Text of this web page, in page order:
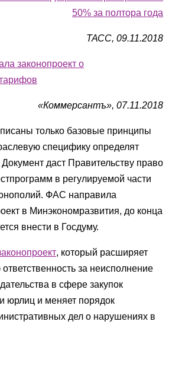
50% за полтора года
ТАСС, 09.11.2018
законопроект о
«Коммерсантъ», 07.11.2018
только базовые принципы
специфику определят
даст Правительству право
в регулируемой части
ФАС направила
в Минэкономразвития, до конца
внести в Госдуму.
, который расширяет
за неисполнение
в сфере закупок
юрлиц и меняет порядок
дел о нарушениях в